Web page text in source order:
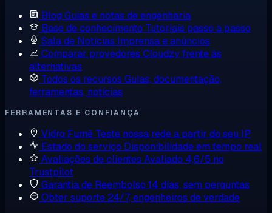
Blog Guias e notas de engenharia
Base de conhecimento Tutoriais passo a passo
Sala de Notícias Imprensa e anúncios
Comparar provedores Cloudzy frente às
alternativas
Todos os recursos Guias, documentação,
ferramentas, notícias
FERRAMENTAS E CONFIANÇA
Vidro Fumê Teste nossa rede a partir do seu IP
Estado do serviço Disponibilidade em tempo real
Avaliações de clientes Avaliado 4,6/5 no
Trustpilot
Garantia de Reembolso 14 dias, sem perguntas
Obter suporte 24/7, engenheiros de verdade